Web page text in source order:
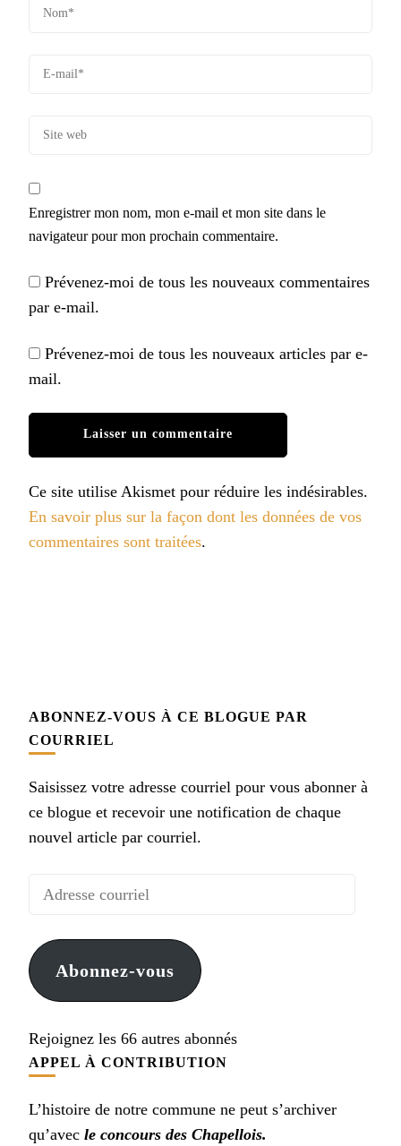
Enregistrer mon nom, mon e-mail et mon site dans le
navigateur pour mon prochain commentaire.
Prévenez-moi de tous les nouveaux commentaires
par e-mail.
Prévenez-moi de tous les nouveaux articles par e-
mail.
Ce site utilise Akismet pour réduire les indésirables.
En savoir plus sur la façon dont les données de vos
commentaires sont traitées.
ABONNEZ-VOUS À CE BLOGUE PAR
COURRIEL
Saisissez votre adresse courriel pour vous abonner à
ce blogue et recevoir une notification de chaque
nouvel article par courriel.
Adresse
Abonnez-vous
Rejoignez les 66 autres abonnés
APPEL À CONTRIBUTION
L’histoire de notre commune ne peut s’archiver
qu’avec le concours des Chapellois.